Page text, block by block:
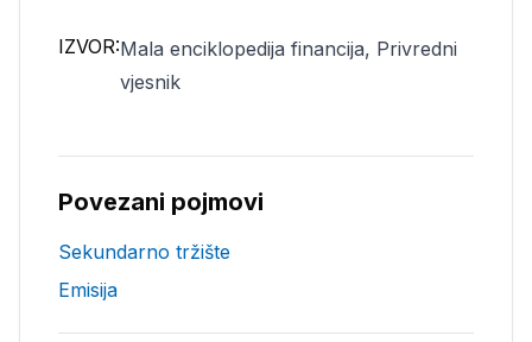
IZVOR:Mala enciklopedija financija, Privredni
vjesnik
Povezani pojmovi
Sekundarno tržište
Emisija